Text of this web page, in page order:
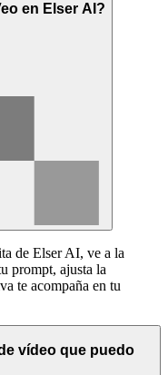
en Elser AI?
de Elser AI, ve a la
prompt, ajusta la
te acompaña en tu
vídeo que puedo